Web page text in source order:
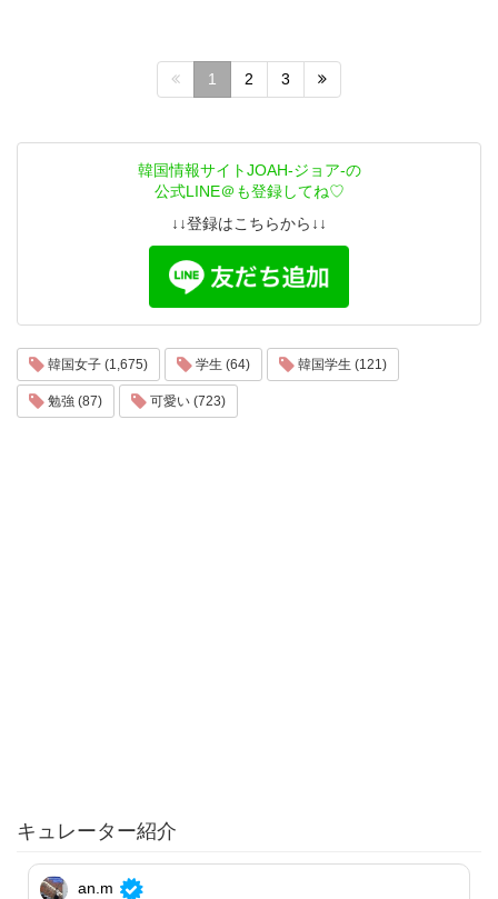
1 2 3
韓国情報サイトJOAH-ジョア-の
公式LINE＠も登録してね♡
↓↓登録はこちらから↓↓
韓国女子 (1,675) 学生 (64) 韓国学生 (121)
勉強 (87) 可愛い (723)
キュレーター紹介
an.m